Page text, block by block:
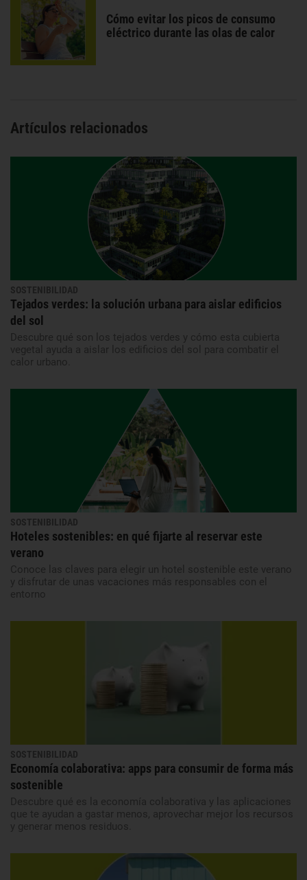
Cómo evitar los picos de consumo
eléctrico durante las olas de calor
Artículos relacionados
SOSTENIBILIDAD
Tejados verdes: la solución urbana para aislar edificios
del sol
Descubre qué son los tejados verdes y cómo esta cubierta
vegetal ayuda a aislar los edificios del sol para combatir el
calor urbano.
SOSTENIBILIDAD
Hoteles sostenibles: en qué fijarte al reservar este
verano
Conoce las claves para elegir un hotel sostenible este verano
y disfrutar de unas vacaciones más responsables con el
entorno
SOSTENIBILIDAD
Economía colaborativa: apps para consumir de forma más
sostenible
Descubre qué es la economía colaborativa y las aplicaciones
que te ayudan a gastar menos, aprovechar mejor los recursos
y generar menos residuos.